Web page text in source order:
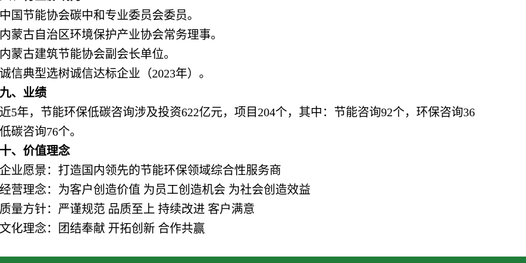
中国节能协会碳中和专业委员会委员。
内蒙古自治区环境保护产业协会常务理事。
内蒙古建筑节能协会副会长单位。
诚信典型选树诚信达标企业（2023年）。
九、业绩
近5年，节能环保低碳咨询涉及投资622亿元，项目204个，其中：节能咨询92个，环保咨询36
碳咨询76个。
十、价值理念
企业愿景：打造国内领先的节能环保领域综合性服务商
经营理念：为客户创造价值 为员工创造机会 为社会创造效益
质量方针：严谨规范 品质至上 持续改进 客户满意
文化理念：团结奉献 开拓创新 合作共赢